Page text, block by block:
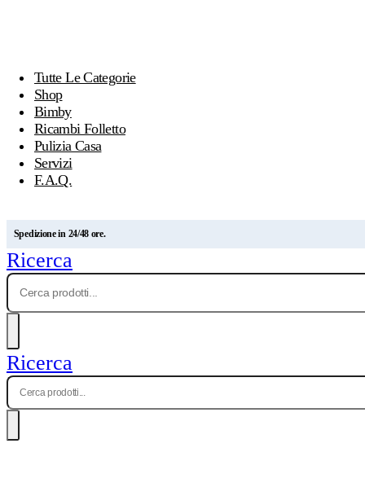
Tutte Le Categorie
Shop
Bimby
Ricambi Folletto
Pulizia Casa
Servizi
F.A.Q.
Spedizione in 24/48 ore.
Ricerca
Ricerca